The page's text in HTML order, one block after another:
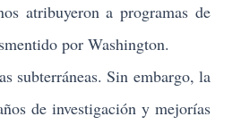
atribuyeron a programas de
por Washington.
subterráneas. Sin embargo, la
de investigación y mejorías